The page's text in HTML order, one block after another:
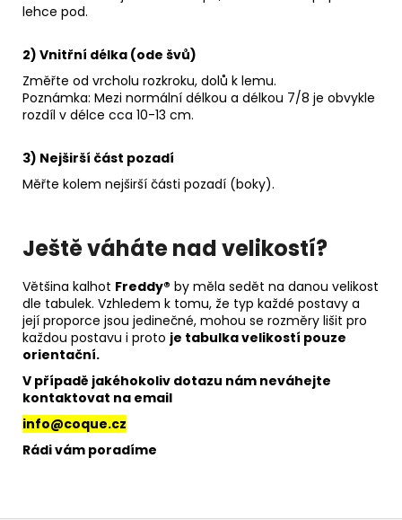
lehce pod.
2) Vnitřní délka (ode švů)
Změřte od vrcholu rozkroku, dolů k lemu.
Poznámka: Mezi normální délkou a délkou 7/8 je obvykle
rozdíl v délce cca 10-13 cm.
3) Nejširší část pozadí
Měřte kolem nejširší části pozadí (boky).
Ještě váháte nad velikostí?
Většina kalhot Freddy® by měla sedět na danou velikost
dle tabulek. Vzhledem k tomu, že typ každé postavy a
její proporce jsou jedinečné, mohou se rozměry lišit pro
každou postavu i proto je tabulka velikostí pouze
orientační.
V případě jakéhokoliv dotazu nám neváhejte
kontaktovat na email
info@coque.cz
Rádi vám poradíme